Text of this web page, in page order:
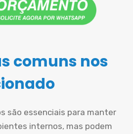
comuns nos
são essenciais para manter
internos, mas podem